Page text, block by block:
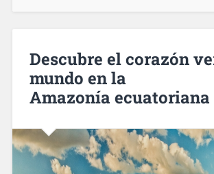
Descubre el corazón
mundo en la
Amazonía ecuatoriana